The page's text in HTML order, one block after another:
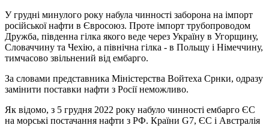
У грудні минулого року набула чинності заборона на імпорт
російської нафти в Євросоюз. Проте імпорт трубопроводом
Дружба, південна гілка якого веде через Україну в Угорщину,
Словаччину та Чехію, а північна гілка - в Польщу і Німеччину,
тимчасово звільнений від ембарго.
За словами представника Міністерства Войтеха Срнки, одразу
замінити поставки нафти з Росії неможливо.
Як відомо, з 5 грудня 2022 року набуло чинності ембарго ЄС
на морські постачання нафти з РФ. Країни G7, ЄС і Австралія